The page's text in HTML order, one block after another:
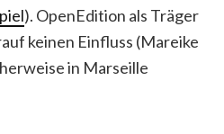
). OpenEdition als Träger
keinen Einfluss (Mareike
in Marseille